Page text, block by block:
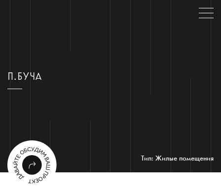
П.БУЧА
Тип: Жилые помещения